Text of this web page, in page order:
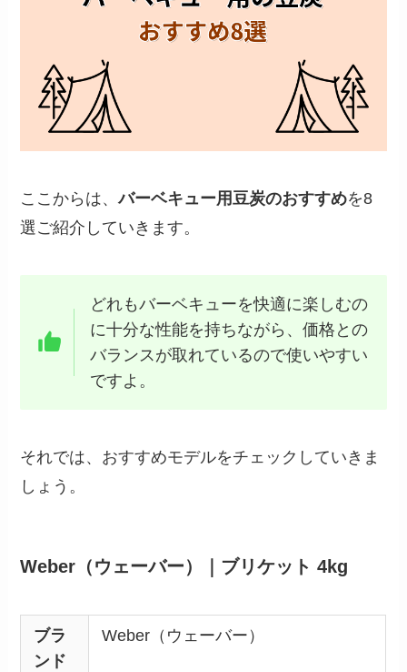
ここからは、バーベキュー用豆炭のおすすめを8
選ご紹介していきます。
どれもバーベキューを快適に楽しむの
に十分な性能を持ちながら、価格との
バランスが取れているので使いやすい
ですよ。
それでは、おすすめモデルをチェックしていきま
しょう。
Weber（ウェーバー）｜ブリケット 4kg
ブラ
ンド
Weber（ウェーバー）